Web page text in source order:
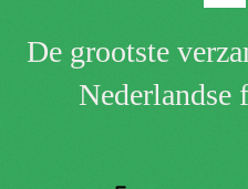
De grootste
Nederlandse